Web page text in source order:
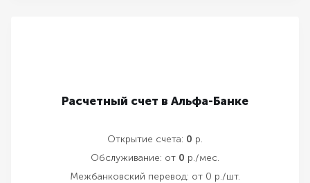
Расчетный счет в Альфа-Банке
Открытие счета: 0 р.
Обслуживание: от 0 р./мес.
Межбанковский перевод: от 0 р./шт.